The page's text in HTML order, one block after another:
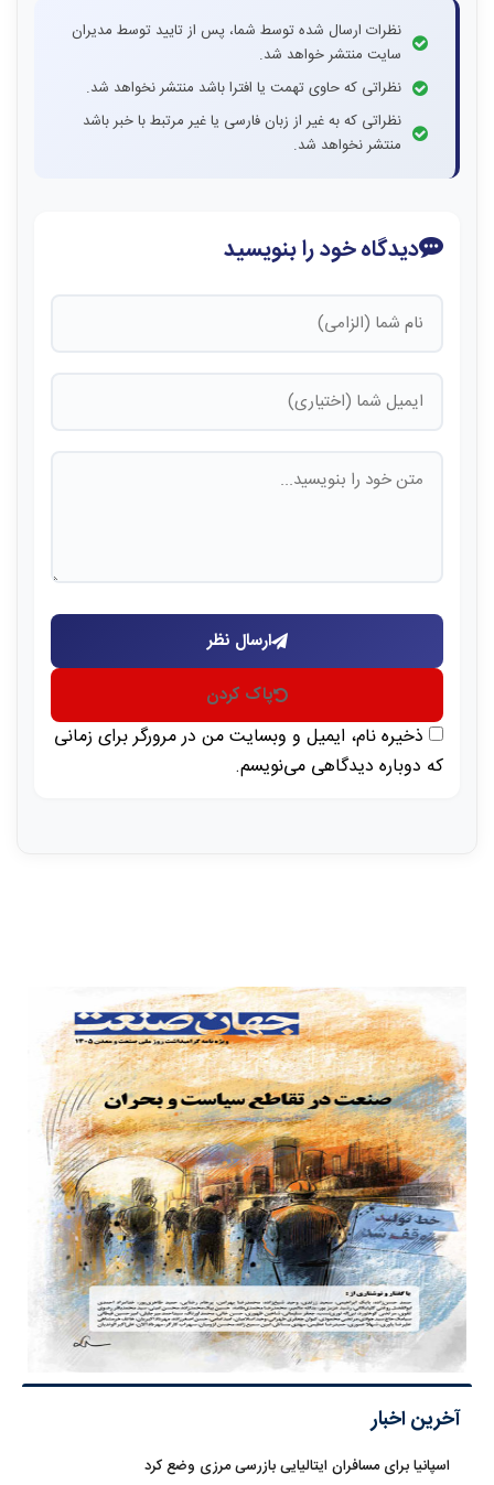
نظرات ارسال شده توسط شما، پس از تایید توسط مدیران
سایت منتشر خواهد شد.
نظراتی که حاوی تهمت یا افترا باشد منتشر نخواهد شد.
نظراتی که به غیر از زبان فارسی یا غیر مرتبط با خبر باشد
منتشر نخواهد شد.
دیدگاه خود را بنویسید
ارسال نظر
پاک کردن
ذخیره نام، ایمیل و وبسایت من در مرورگر برای زمانی
که دوباره دیدگاهی می‌نویسم.
آخرین اخبار
اسپانیا برای مسافران ایتالیایی بازرسی مرزی وضع کرد